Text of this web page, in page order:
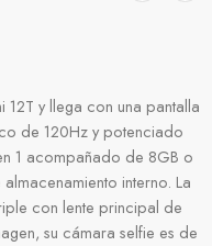
12T y llega con una pantalla
de 120Hz y potenciado
1 acompañado de 8GB o
interno. La
con lente principal de
su cámara selfie es de